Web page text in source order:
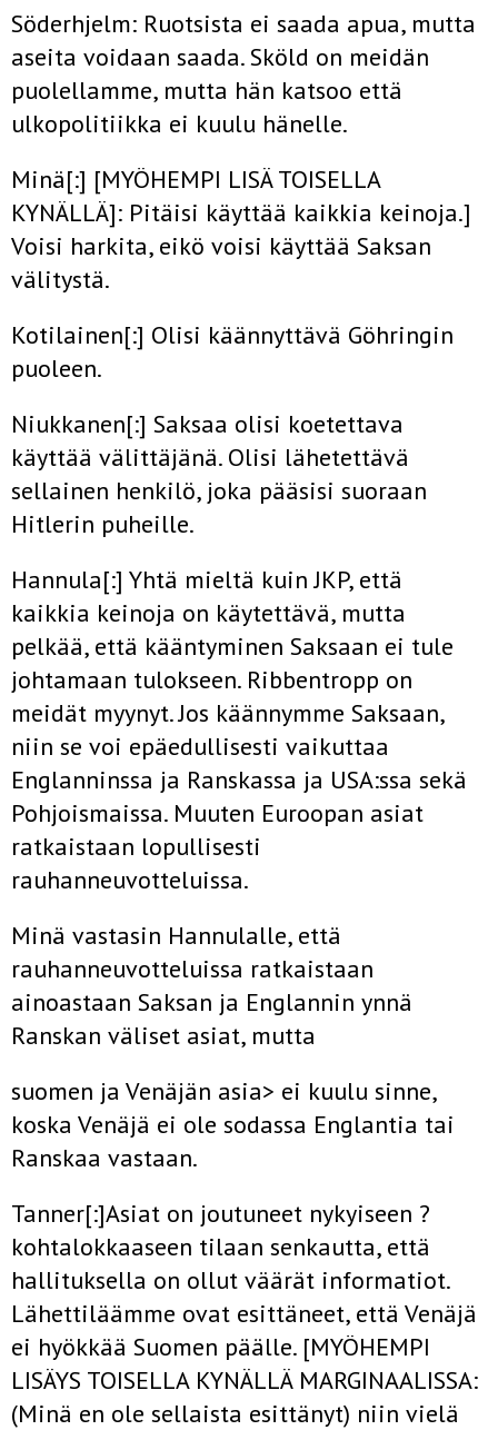
Söderhjelm: Ruotsista ei saada apua, mutta
aseita voidaan saada. Sköld on meidän
puolellamme, mutta hän katsoo että
ulkopolitiikka ei kuulu hänelle.
Minä[:] [MYÖHEMPI LISÄ TOISELLA
KYNÄLLÄ]: Pitäisi käyttää kaikkia keinoja.]
Voisi harkita, eikö voisi käyttää Saksan
välitystä.
Kotilainen[:] Olisi käännyttävä Göhringin
puoleen.
Niukkanen[:] Saksaa olisi koetettava
käyttää välittäjänä. Olisi lähetettävä
sellainen henkilö, joka pääsisi suoraan
Hitlerin puheille.
Hannula[:] Yhtä mieltä kuin JKP, että
kaikkia keinoja on käytettävä, mutta
pelkää, että kääntyminen Saksaan ei tule
johtamaan tulokseen. Ribbentropp on
meidät myynyt. Jos käännymme Saksaan,
niin se voi epäedullisesti vaikuttaa
Englanninssa ja Ranskassa ja USA:ssa sekä
Pohjoismaissa. Muuten Euroopan asiat
ratkaistaan lopullisesti
rauhanneuvotteluissa.
Minä vastasin Hannulalle, että
rauhanneuvotteluissa ratkaistaan
ainoastaan Saksan ja Englannin ynnä
Ranskan väliset asiat, mutta
suomen ja Venäjän asia> ei kuulu sinne,
koska Venäjä ei ole sodassa Englantia tai
Ranskaa vastaan.
Tanner[:]Asiat on joutuneet nykyiseen ?
kohtalokkaaseen tilaan senkautta, että
hallituksella on ollut väärät informatiot.
Lähettiläämme ovat esittäneet, että Venäjä
ei hyökkää Suomen päälle. [MYÖHEMPI
LISÄYS TOISELLA KYNÄLLÄ MARGINAALISSA:
(Minä en ole sellaista esittänyt) niin vielä